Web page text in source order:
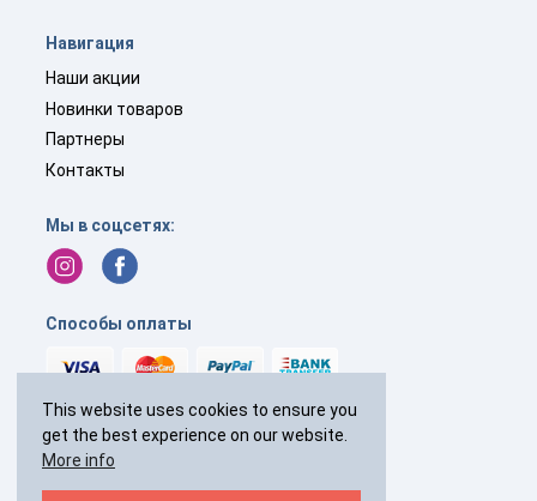
This website uses cookies to ensure you
get the best experience on our website.
More info
Навигация
Наши акции
Новинки товаров
Партнеры
Контакты
Мы в соцсетях:
Способы оплаты
+44(0) 238 040 7287
с 9:00 до 19:00 без выходных